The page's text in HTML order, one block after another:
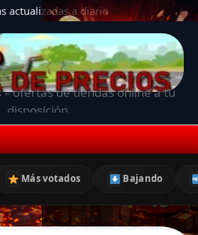
actualizadas a diario
ofertas de tiendas online a tu
disposición.
Más votados Bajando